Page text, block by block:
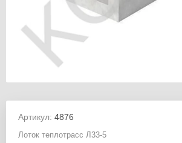
Артикул: 4876
Лоток теплотрасс Л33-5